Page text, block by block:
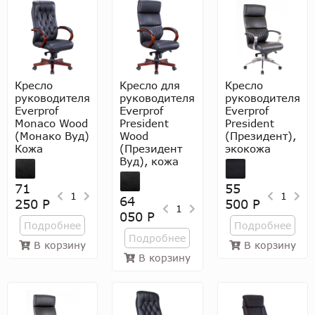
Кресло
руководителя
Everprof
Monaco Wood
(Монако Вуд)
Кожа
71
250 Р
1
Подробнее
В корзину
Кресло для
руководителя
Everprof
President
Wood
(Президент
Вуд), кожа
64
050 Р
1
Подробнее
В корзину
Кресло
руководителя
Everprof
President
(Президент),
экокожа
55
500 Р
1
Подробнее
В корзину